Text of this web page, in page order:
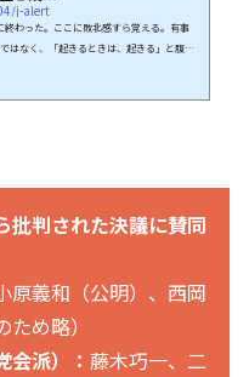
j-alert
わった。ここに敗北感すら覚える。有事
はなく、「起きるときは、起きる」と腹を
批判された決議に賛同
原義和（公明）、西岡
め略）
派）： 藤木巧一、二